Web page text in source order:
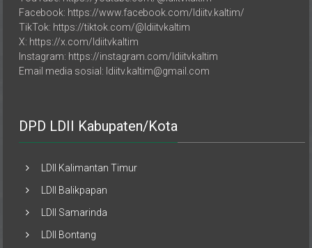
Facebook: https://www.facebook.com/ldiitv.kaltim/
TikTok: https://tiktok.com/@ldiitvkaltim
X: https://x.com/ldiitvkaltim
Instagram: https://instagram.com/ldiitvkaltim
Email media sosial: ldiitv.kaltim@gmail.com
DPD LDII Kabupaten/Kota
LDII Kalimantan Timur
LDII Balikpapan
LDII Samarinda
LDII Bontang